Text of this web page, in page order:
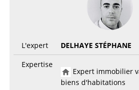
L'expert
DELHAYE STÉPHANE
Expertise
Expert immobilier
biens d'habitations